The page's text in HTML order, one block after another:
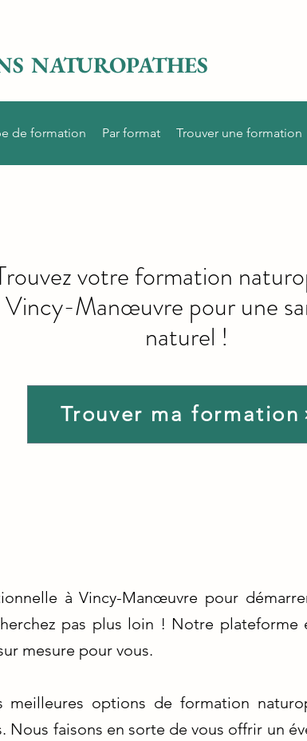
NATUROPATHES
de formation Par format Trouver une formation
Trouver ma formation
votre formation
Vincy-Manœuvre pour une
naturel !
à Vincy-Manœuvre pour
pas plus loin ! Notre plateforme
mesure pour vous.
options de formation
faisons en sorte de vous offrir un